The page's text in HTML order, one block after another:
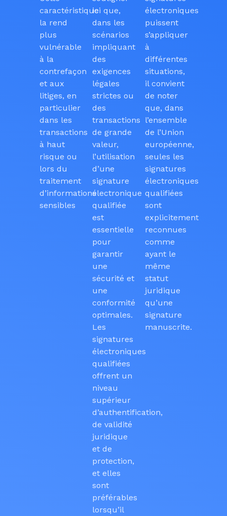
caractéristique
la rend
plus
vulnérable
à la
contrefaçon
et aux
litiges, en
particulier
dans les
transactions
à haut
risque ou
lors du
traitement
d’informations
sensibles
ici que,
dans les
scénarios
impliquant
des
exigences
légales
strictes ou
des
transactions
de grande
valeur,
l’utilisation
d’une
signature
électronique
qualifiée
est
essentielle
pour
garantir
une
sécurité et
une
conformité
optimales.
Les
signatures
électroniques
qualifiées
offrent un
niveau
supérieur
d’authentification,
de validité
juridique
et de
protection,
et elles
sont
préférables
lorsqu’il
électroniques
puissent
s’appliquer
à
différentes
situations,
il convient
de noter
que, dans
l’ensemble
de l’Union
européenne,
seules les
signatures
électroniques
qualifiées
sont
explicitement
reconnues
comme
ayant le
même
statut
juridique
qu’une
signature
manuscrite.